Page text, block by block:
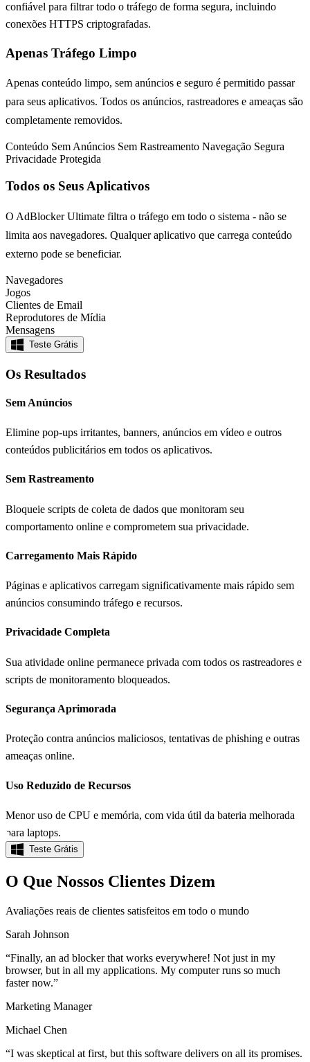
confiável para filtrar todo o tráfego de forma segura, incluindo
conexões HTTPS criptografadas.
Apenas Tráfego Limpo
Apenas conteúdo limpo, sem anúncios e seguro é permitido passar
para seus aplicativos. Todos os anúncios, rastreadores e ameaças são
completamente removidos.
Conteúdo Sem Anúncios Sem Rastreamento Navegação Segura
Privacidade Protegida
Todos os Seus Aplicativos
O AdBlocker Ultimate filtra o tráfego em todo o sistema - não se
limita aos navegadores. Qualquer aplicativo que carrega conteúdo
externo pode se beneficiar.
Navegadores
Jogos
Clientes de Email
Reprodutores de Mídia
Mensagens
Teste Grátis
Os Resultados
Sem Anúncios
Elimine pop-ups irritantes, banners, anúncios em vídeo e outros
conteúdos publicitários em todos os aplicativos.
Sem Rastreamento
Bloqueie scripts de coleta de dados que monitoram seu
comportamento online e comprometem sua privacidade.
Carregamento Mais Rápido
Páginas e aplicativos carregam significativamente mais rápido sem
anúncios consumindo tráfego e recursos.
Privacidade Completa
Sua atividade online permanece privada com todos os rastreadores e
scripts de monitoramento bloqueados.
Segurança Aprimorada
Proteção contra anúncios maliciosos, tentativas de phishing e outras
ameaças online.
Uso Reduzido de Recursos
Menor uso de CPU e memória, com vida útil da bateria melhorada
para laptops.
Teste Grátis
O Que Nossos Clientes Dizem
Avaliações reais de clientes satisfeitos em todo o mundo
Sarah Johnson
“Finally, an ad blocker that works everywhere! Not just in my
browser, but in all my applications. My computer runs so much
faster now.”
Marketing Manager
Michael Chen
“I was skeptical at first, but this software delivers on all its promises.